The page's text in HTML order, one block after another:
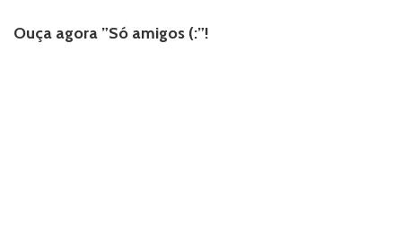
Ouça agora ”Só amigos (:”!